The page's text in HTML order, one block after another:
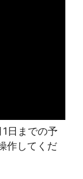
日までの予
作してくだ